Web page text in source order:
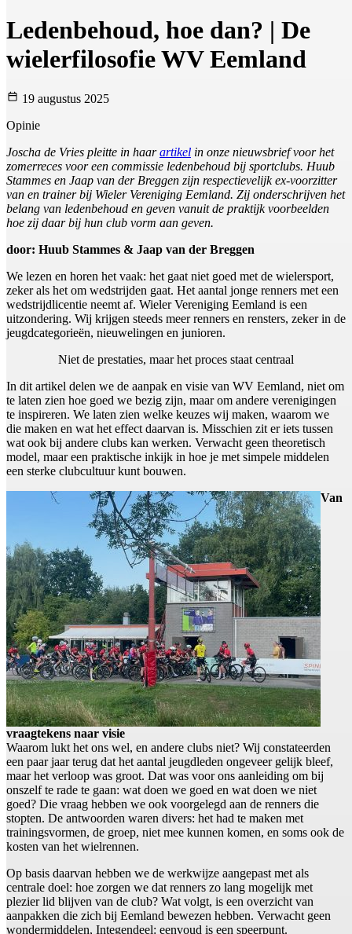
Ledenbehoud, hoe dan? | De
wielerfilosofie WV Eemland
19 augustus 2025
Opinie
Joscha de Vries pleitte in haarartikel in onze nieuwsbrief voor het
zomerreces voor een commissie ledenbehoud bij sportclubs. Huub
Stammes en Jaap van der Breggen zijn respectievelijk ex-voorzitter
van en trainer bij Wieler Vereniging Eemland. Zij onderschrijven het
belang van ledenbehoud en geven vanuit de praktijk voorbeelden
hoe zij daar bij hun club vorm aan geven.
door: Huub Stammes & Jaap van der Breggen
We lezen en horen het vaak: het gaat niet goed met de wielersport,
zeker als het om wedstrijden gaat. Het aantal jonge renners met een
wedstrijdlicentie neemt af. Wieler Vereniging Eemland is een
uitzondering. Wij krijgen steeds meer renners en rensters, zeker in de
jeugdcategorieën, nieuwelingen en junioren.
Niet de prestaties, maar het proces staat centraal
In dit artikel delen we de aanpak en visie van WV Eemland, niet om
te laten zien hoe goed we bezig zijn, maar om andere verenigingen
te inspireren. We laten zien welke keuzes wij maken, waarom we
die maken en wat het effect daarvan is. Misschien zit er iets tussen
wat ook bij andere clubs kan werken. Verwacht geen theoretisch
model, maar een praktische inkijk in hoe je met simpele middelen
een sterke clubcultuur kunt bouwen.
Van
vraagtekens naar visie
Waarom lukt het ons wel, en andere clubs niet? Wij constateerden
een paar jaar terug dat het aantal jeugdleden ongeveer gelijk bleef,
maar het verloop was groot. Dat was voor ons aanleiding om bij
onszelf te rade te gaan: wat doen we goed en wat doen we niet
goed? Die vraag hebben we ook voorgelegd aan de renners die
stopten. De antwoorden waren divers: het had te maken met
trainingsvormen, de groep, niet mee kunnen komen, en soms ook de
kosten van het wielrennen.
Op basis daarvan hebben we de werkwijze aangepast met als
centrale doel: hoe zorgen we dat renners zo lang mogelijk met
plezier lid blijven van de club? Wat volgt, is een overzicht van
aanpakken die zich bij Eemland bewezen hebben. Verwacht geen
wondermiddelen, Integendeel: eenvoud is een speerpunt.